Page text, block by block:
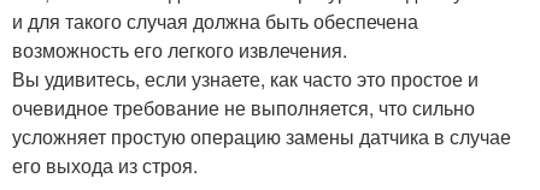
и для такого случая должна быть обеспечена
возможность его легкого извлечения.
Вы удивитесь, если узнаете, как часто это простое и
очевидное требование не выполняется, что сильно
усложняет простую операцию замены датчика в случае
его выхода из строя.